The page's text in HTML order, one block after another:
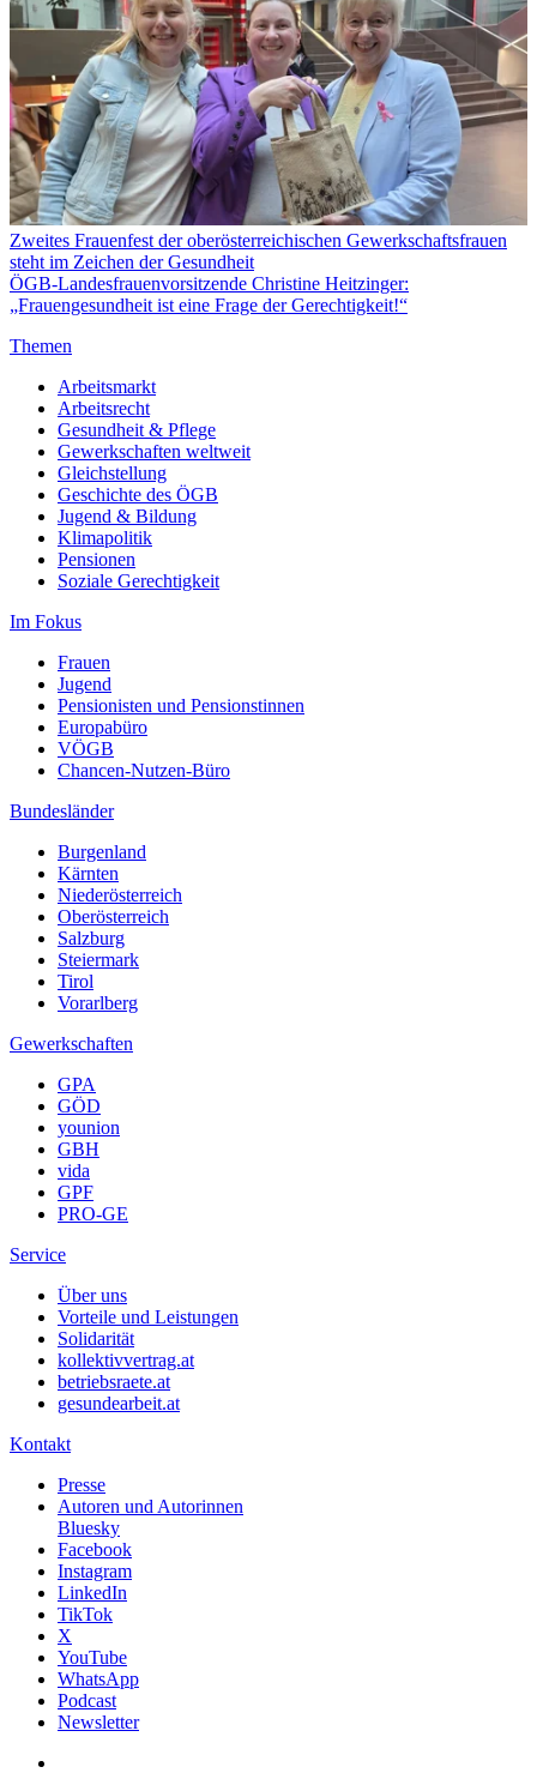
Zweites Frauenfest der oberösterreichischen Gewerkschaftsfrauen
steht im Zeichen der Gesundheit
ÖGB-Landesfrauenvorsitzende Christine Heitzinger:
„Frauengesundheit ist eine Frage der Gerechtigkeit!“
Themen
Arbeitsmarkt
Arbeitsrecht
Gesundheit & Pflege
Gewerkschaften weltweit
Gleichstellung
Geschichte des ÖGB
Jugend & Bildung
Klimapolitik
Pensionen
Soziale Gerechtigkeit
Im Fokus
Frauen
Jugend
Pensionisten und Pensionstinnen
Europabüro
VÖGB
Chancen-Nutzen-Büro
Bundesländer
Burgenland
Kärnten
Niederösterreich
Oberösterreich
Salzburg
Steiermark
Tirol
Vorarlberg
Gewerkschaften
GPA
GÖD
younion
GBH
vida
GPF
PRO-GE
Service
Über uns
Vorteile und Leistungen
Solidarität
kollektivvertrag.at
betriebsraete.at
gesundearbeit.at
Kontakt
Presse
Autoren und Autorinnen
Bluesky
Facebook
Instagram
LinkedIn
TikTok
X
YouTube
WhatsApp
Podcast
Newsletter